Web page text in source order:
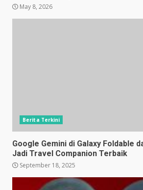
May 8, 2026
Berita Terkini
Google Gemini di Galaxy Foldable
Jadi Travel Companion Terbaik
September 18, 2025